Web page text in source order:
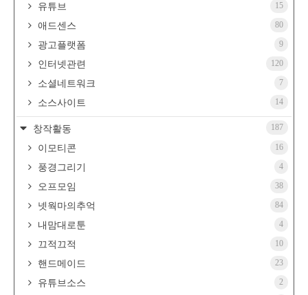
유튜브 15
애드센스 80
광고플랫폼 9
인터넷관련 120
소셜네트워크 7
소스사이트 14
창작활동 187
이모티콘 16
풍경그리기 4
오프모임 38
넷웍마의추억 84
내맘대로툰 4
끄적끄적 10
핸드메이드 23
유튜브소스 2